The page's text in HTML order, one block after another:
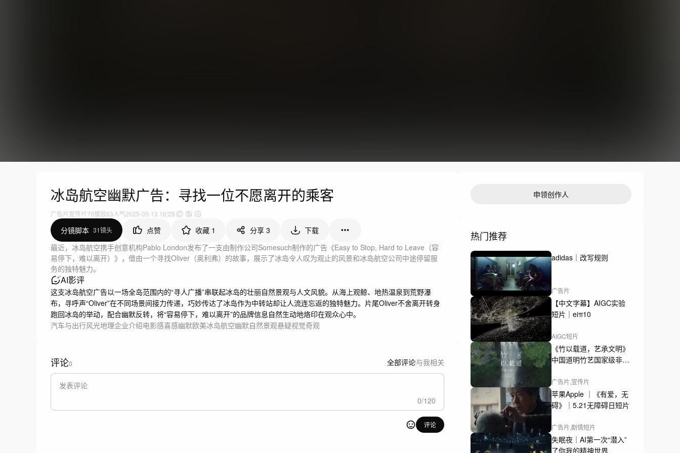
冰岛航空幽默广告：寻找一位不愿离开的乘客
广告片宣传片70播放63人气2025-05-13 16:28
分镜脚本 31镜头 点赞 收藏 1 分享 3
下载
最近，冰岛航空携手创意机构Pablo London发布了一支由制作公司Somesuch制作的广告《Easy to Stop, Hard to Leave（容
易停下，难以离开）》，借由一个寻找Oliver（奥利弗）的故事，展示了冰岛令人叹为观止的风景和冰岛航空公司中途停留服
务的独特魅力。
AI影评
这支冰岛航空广告以一场全岛范围内的“寻人广播”串联起冰岛的壮丽自然景观与人文风貌。从海上观鲸、地热温泉到荒野瀑
布，寻呼声“Oliver”在不同场景间接力传递，巧妙传达了冰岛作为中转站却让人流连忘返的独特魅力。片尾Oliver不舍离开转身
跑回冰岛的举动，配合幽默反转，将“容易停下，难以离开”的品牌信息自然生动地烙印在观众心中。
汽车与出行风光地理企业介绍电影感喜感幽默欧美冰岛航空幽默自然景观悬疑视觉奇观
评论0 全部评论与我相关
0/120
评论
申领创作人
热门推荐
adidas｜改写规则
广告片
【中文字幕】AIGC实验
短片｜eiπ10
AIGC短片
《竹以载道，艺承文明》
中国道明竹艺国家级非遗
广告片,宣传片
苹果Apple ｜《有爱，无
碍》｜5.21无障碍日短片
广告片,剧情短片
失眠夜｜AI第一次“潜入”
了你我的精神世界